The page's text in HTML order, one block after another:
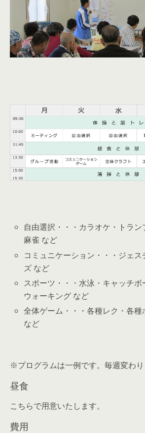
自由選択・・・カラオケ・トラン
麻雀 など
コミュニケーション・・・ジェス
ズ など
スポーツ・・・水泳・キャッチボ
ウォーキング など
全体ゲーム・・・各種レク・各種
など
※プログラムは一例です。毎週変わり
昼食
こちらで用意いたします。
費用